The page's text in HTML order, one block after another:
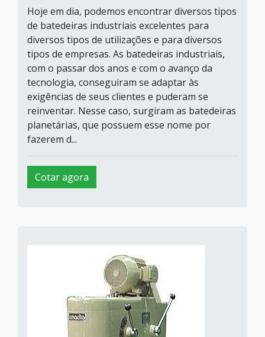
Hoje em dia, podemos encontrar diversos tipos
de batedeiras industriais excelentes para
diversos tipos de utilizações e para diversos
tipos de empresas. As batedeiras industriais,
com o passar dos anos e com o avanço da
tecnologia, conseguiram se adaptar às
exigências de seus clientes e puderam se
reinventar. Nesse caso, surgiram as batedeiras
planetárias, que possuem esse nome por
fazerem d...
Cotar agora